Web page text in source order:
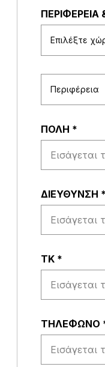
ΠΕΡΙΦΕΡΕΙΑ
Επιλέξτε
Περιφέρεια
ΠΟΛΗ *
ΔΙΕΥΘΥΝΣΗ *
ΤΚ *
ΤΗΛΕΦΩΝΟ